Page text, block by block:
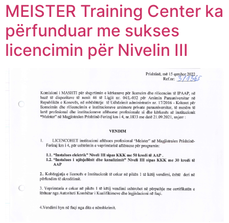
MEISTER Training Center ka
përfunduar me sukses
licencimin për Nivelin III